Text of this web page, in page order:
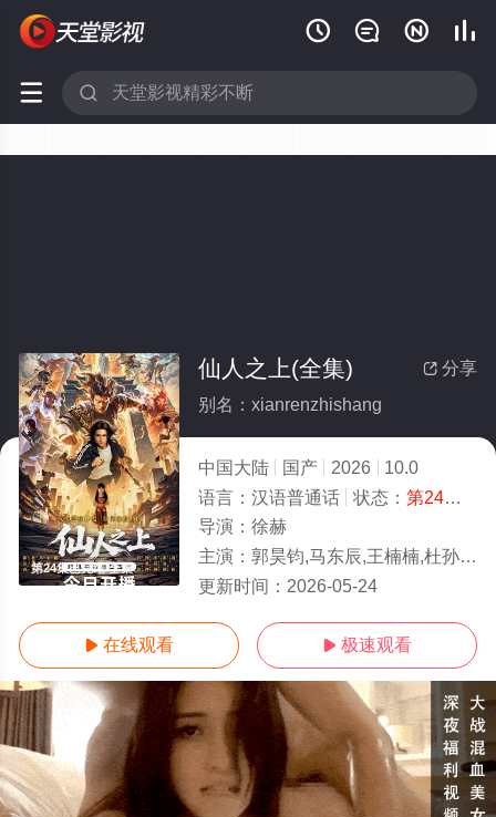
   
 
第24集已完结/全集
 分享
仙人之上(全集)
别名：xianrenzhishang
中国大陆 国产 2026
10.0
语言： 汉语普通话 状态： 第24集已完结
导演： 徐赫
主演： 郭昊钧,马东辰,王楠楠,杜孙雨妤,张双利,蒋申
更新时间： 2026-05-24
 在线观看  极速观看